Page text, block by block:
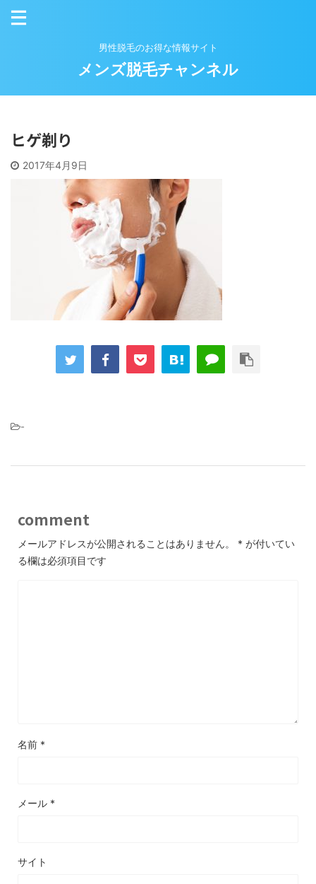
男性脱毛のお得な情報サイト
メンズ脱毛チャンネル
ヒゲ剃り
2017年4月9日
-
comment
メールアドレスが公開されることはありません。 * が付いてい
る欄は必須項目です
名前 *
メール *
サイト